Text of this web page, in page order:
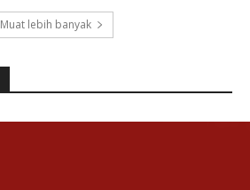
Muat lebih banyak